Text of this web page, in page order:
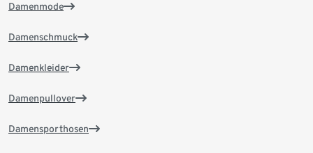
Damenmode
Damenschmuck
Damenkleider
Damenpullover
Damensporthosen